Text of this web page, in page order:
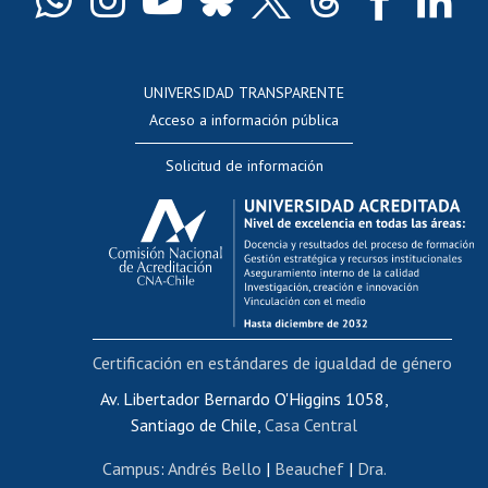
Docentes
Perfeccionamiento
Editar Portafolio Académico
Evaluación docente
Calificación académica
Postulación al AUCAI
Funcionarias/os
Cursos internos de capacitación
Bienestar del personal
Portal de movilidad interna
Certificado de renta
Certificado de renta honorarios
UNIVERSIDAD TRANSPARENTE
Acceso a información pública
Solicitud de información
Av. Libertador Bernardo O'Higgins 1058,
Santiago de Chile, Casa Central
Campus: Andrés Bello | Beauchef| Dra.
Certificación en estándares de igualdad de género